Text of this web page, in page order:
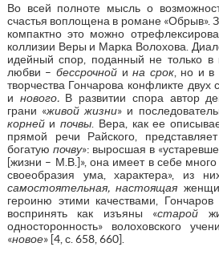
Во всей полноте мысль о
счастья воплощена в романе «Обрыв».
компактно это можно
коллизии Веры и Марка Волохова.
идейный спор, поданный не только в
любви – бессрочной ина срок, но и в
творчества Гончарова конфликте
и нового.В развитии спора автор
грани «живой жизни» и
корнейипочвы . Вера, как ее
прямой речи Райского,
богатую почву»: выросшая в
[жизни – М.В.]», она имеет в себе много
своеобразия ума, характера», из
самостоятельная, настоящая
героиню этими качествами,
воспринять как изъяны «старой
односторонность» волоховского
«новое» [4, с. 658, 660].